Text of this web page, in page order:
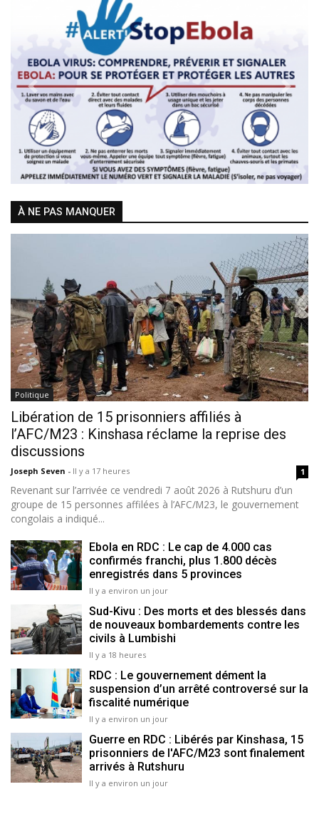
Previous Next
À NE PAS MANQUER
Politique
Libération de 15 prisonniers affiliés à
l’AFC/M23 : Kinshasa réclame la reprise des
discussions
Joseph Seven - Il y a 17 heures 1
Revenant sur l’arrivée ce vendredi 7 août 2026 à Rutshuru d’un
groupe de 15 personnes affilées à l’AFC/M23, le gouvernement
congolais a indiqué...
Ebola en RDC : Le cap de 4.000 cas
confirmés franchi, plus 1.800 décès
enregistrés dans 5 provinces
Il y a environ un jour
Sud-Kivu : Des morts et des blessés dans
de nouveaux bombardements contre les
civils à Lumbishi
Il y a 18 heures
RDC : Le gouvernement dément la
suspension d’un arrêté controversé sur la
fiscalité numérique
Il y a environ un jour
Guerre en RDC : Libérés par Kinshasa, 15
prisonniers de l'AFC/M23 sont finalement
arrivés à Rutshuru
Il y a environ un jour